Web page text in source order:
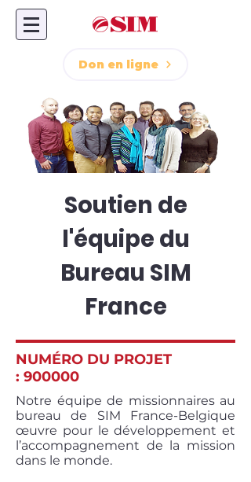
Don en ligne
Soutien de
l'équipe du
Bureau SIM
France
NUMÉRO DU PROJET
: 900000
Notre équipe de missionnaires au
bureau de SIM France-Belgique
œuvre pour le développement et
l’accompagnement de la mission
dans le monde.